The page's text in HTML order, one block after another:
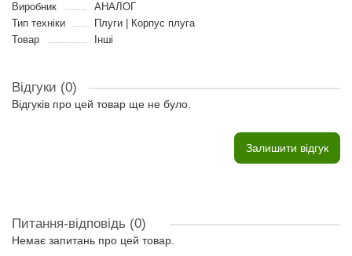
Виробник
АНАЛОГ
Тип техніки
Плуги | Корпус плуга
Товар
Інші
Відгуки (0)
Відгуків про цей товар ще не було.
Залишити відгук
Питання-відповідь (0)
Немає запитань про цей товар.